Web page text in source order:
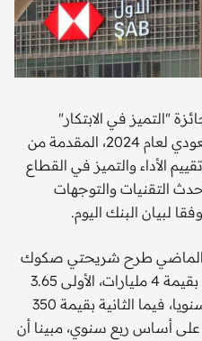
"التميز في الابتكار"
الخاصة بالقطاع المصرفي السعودي لعام 2024، المقدمة من
الأداء والتميز في القطاع
التقنيات والتوجهات
لبيان البنك اليوم.
الماضي طرح شريحتي صكوك
رأس مال إضافي مقومة بالريال بقيمة 4 مليارات، الأولى 3.65
مليار ريال وبعائد ثابت 6.07 % سنويا، فيما الثانية بقيمة 350
1.34 % تدفع على أساس ربع سنوي، مبينا أن